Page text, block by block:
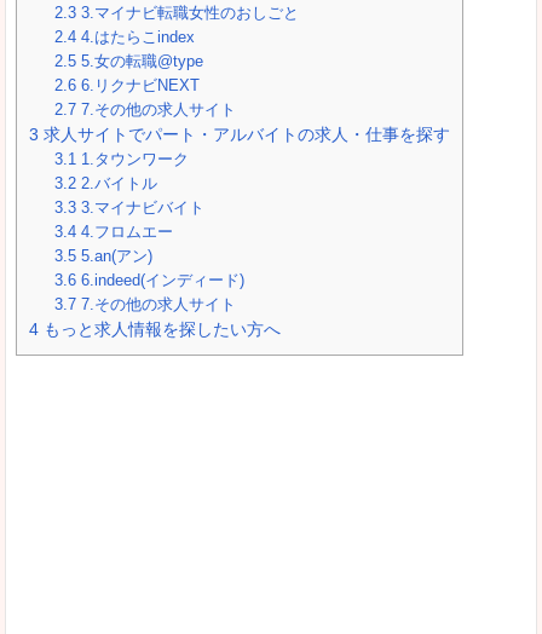
2.3 3.マイナビ転職女性のおしごと
2.4 4.はたらこindex
2.5 5.女の転職@type
2.6 6.リクナビNEXT
2.7 7.その他の求人サイト
3 求人サイトでパート・アルバイトの求人・仕事を探す
3.1 1.タウンワーク
3.2 2.バイトル
3.3 3.マイナビバイト
3.4 4.フロムエー
3.5 5.an(アン)
3.6 6.indeed(インディード)
3.7 7.その他の求人サイト
4 もっと求人情報を探したい方へ